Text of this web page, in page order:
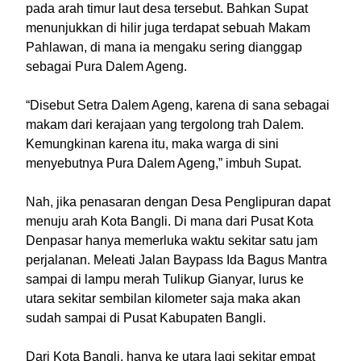
pada arah timur laut desa tersebut. Bahkan Supat
menunjukkan di hilir juga terdapat sebuah Makam
Pahlawan, di mana ia mengaku sering dianggap
sebagai Pura Dalem Ageng.
“Disebut Setra Dalem Ageng, karena di sana sebagai
makam dari kerajaan yang tergolong trah Dalem.
Kemungkinan karena itu, maka warga di sini
menyebutnya Pura Dalem Ageng,” imbuh Supat.
Nah, jika penasaran dengan Desa Penglipuran dapat
menuju arah Kota Bangli. Di mana dari Pusat Kota
Denpasar hanya memerluka waktu sekitar satu jam
perjalanan. Meleati Jalan Baypass Ida Bagus Mantra
sampai di lampu merah Tulikup Gianyar, lurus ke
utara sekitar sembilan kilometer saja maka akan
sudah sampai di Pusat Kabupaten Bangli.
Dari Kota Bangli, hanya ke utara lagi sekitar empat